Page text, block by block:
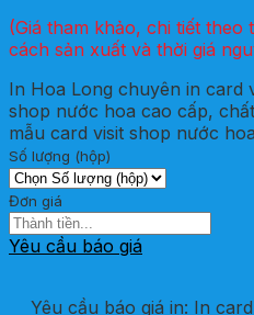
(Giá tham khảo, chi tiết
cách sản xuất và thời giá
In Hoa Long chuyên in card
shop nước hoa cao cấp,
mẫu card visit shop nước
Số lượng (hộp)
Đơn giá
Yêu cầu báo giá
Yêu cầu báo giá in: In